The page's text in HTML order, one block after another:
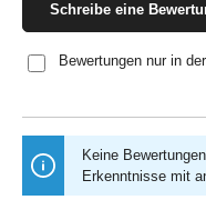
Schreibe eine
Bewertungen nur in
Keine
Erkenntnisse mit